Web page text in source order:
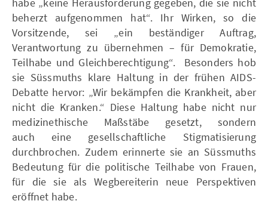
beherzt aufgenommen hat“. Ihr Wirken, so die
Vorsitzende, sei „ein beständiger Auftrag,
Verantwortung zu übernehmen – für Demokratie,
Teilhabe und Gleichberechtigung“. Besonders hob
sie Süssmuths klare Haltung in der frühen AIDS-
Debatte hervor: „Wir bekämpfen die Krankheit, aber
nicht die Kranken.“ Diese Haltung habe nicht nur
medizinethische Maßstäbe gesetzt, sondern
auch eine gesellschaftliche Stigmatisierung
durchbrochen. Zudem erinnerte sie an Süssmuths
Bedeutung für die politische Teilhabe von Frauen,
für die sie als Wegbereiterin neue Perspektiven
eröffnet habe.